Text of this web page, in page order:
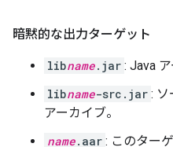
暗黙的な出力ターゲット
libname.jar : Java ア
libname-src.jar : ソ
アーカイブ。
name.aar : このター